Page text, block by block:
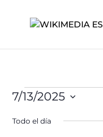
Eventos
en
7/13/2025
la
Todo el día